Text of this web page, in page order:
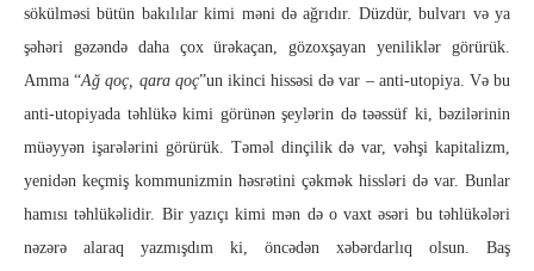
sökülməsi bütün bakılılar kimi məni də ağrıdır. Düzdür, bulvarı və ya
şəhəri gəzəndə daha çox ürəkaçan, gözoxşayan yeniliklər görürük.
Amma “Ağ qoç, qara qoç”un ikinci hissəsi də var – anti-utopiya. Və bu
anti-utopiyada təhlükə kimi görünən şeylərin də təəssüf ki, bəzilərinin
müəyyən işarələrini görürük. Təməl dinçilik də var, vəhşi kapitalizm,
yenidən keçmiş kommunizmin həsrətini çəkmək hissləri də var. Bunlar
hamısı təhlükəlidir. Bir yazıçı kimi mən də o vaxt əsəri bu təhlükələri
nəzərə alaraq yazmışdım ki, öncədən xəbərdarlıq olsun. Baş